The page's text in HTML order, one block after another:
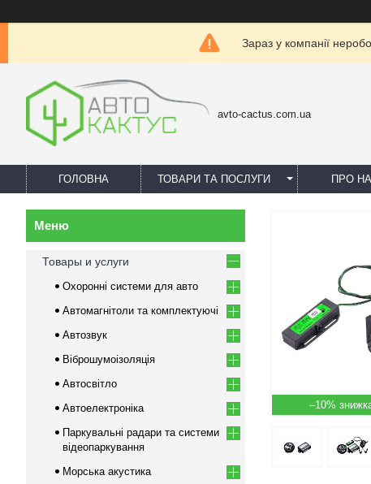
Зараз у компанії
avto-cactus.com.ua
ГОЛОВНА ТОВАРИ ТА ПОСЛУГИ ПРО
–10%
Товары и услуги
Охоронні системи для авто
Автомагнітоли та комплектуючі
Автозвук
Віброшумоізоляція
Автосвітло
Автоелектроніка
Паркувальні радари та системи
відеопаркування
Морська акустика